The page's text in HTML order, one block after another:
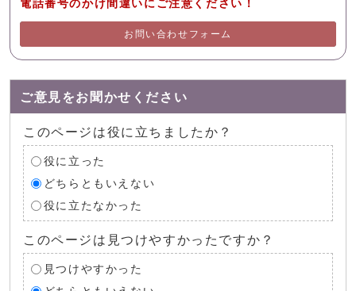
電話番号のかけ間違いにご注意ください！
お問い合わせフォーム
ご意見をお聞かせください
このページは役に立ちましたか？
役に立った
どちらともいえない
役に立たなかった
このページは見つけやすかったですか？
見つけやすかった